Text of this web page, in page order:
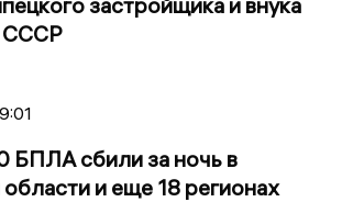
СССР
БПЛА сбили за ночь в
и еще 18 регионах